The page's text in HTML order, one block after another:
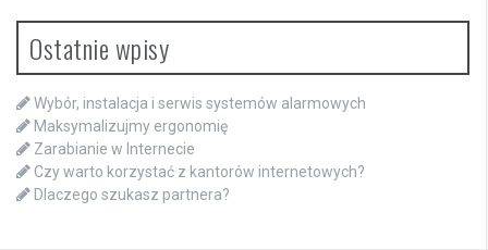
Ostatnie wpisy
Wybór, instalacja i serwis systemów alarmowych
Maksymalizujmy ergonomię
Zarabianie w Internecie
Czy warto korzystać z kantorów internetowych?
Dlaczego szukasz partnera?